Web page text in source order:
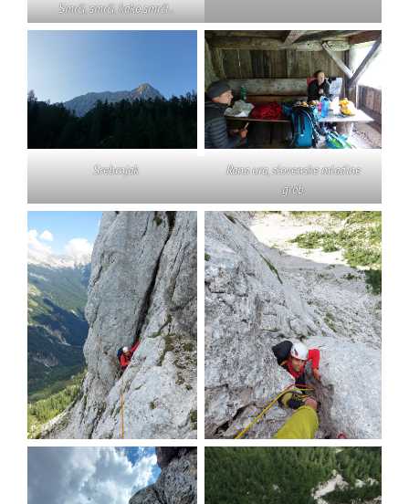
Smrči, smrči, kako smrči..
Srebrnjak
Rana ura, slovenske mladine
grob